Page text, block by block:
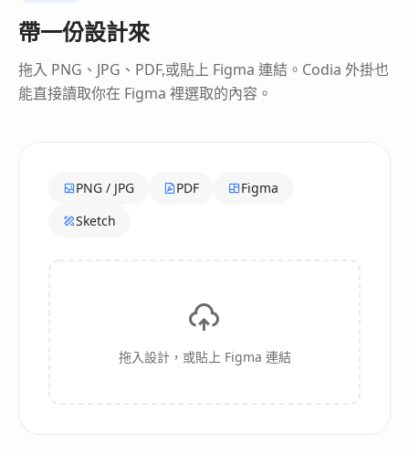
帶一份設計來
拖入 PNG、JPG、PDF,或貼上 Figma 連結。Codia 外掛也
能直接讀取你在 Figma 裡選取的內容。
PNG / JPG PDF
Figma
Sketch
拖入設計，或貼上 Figma 連結